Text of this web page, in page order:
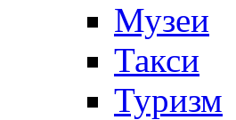
Музеи
Такси
Туризм